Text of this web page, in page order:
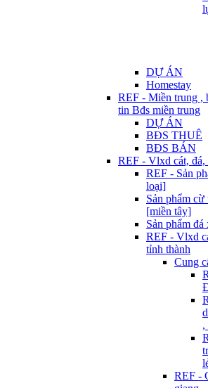
DỰ ÁN
Homestay
REF - Miền trung ,
tin Bđs miền trung
DỰ ÁN
BĐS THUÊ
BĐS BÁN
REF - Vlxd cát,
REF - Sản
loại]
Sản phẩm cừ
[miền tây]
Sản phẩm
REF - Vlxd
tỉnh thành
Cung
,
REF -